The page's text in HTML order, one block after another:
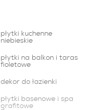
płytki kuchenne
niebieskie
płytki na balkon i taras
fioletowe
dekor do łazienki
płytki basenowe i spa
grafitowe